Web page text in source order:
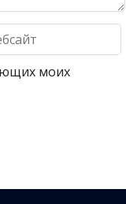
моих